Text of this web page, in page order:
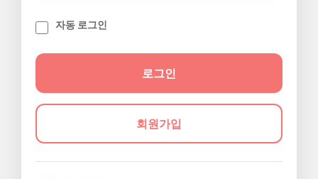
자동 로그인
회원가입